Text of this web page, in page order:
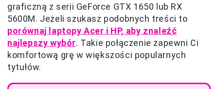
graficzną z serii GeForce GTX 1650 lub RX
5600M. Jeżeli szukasz podobnych treści to
porównaj laptopy Acer i HP, aby znaleźć
najlepszy wybór. Takie połączenie zapewni Ci
komfortową grę w większości popularnych
tytułów.